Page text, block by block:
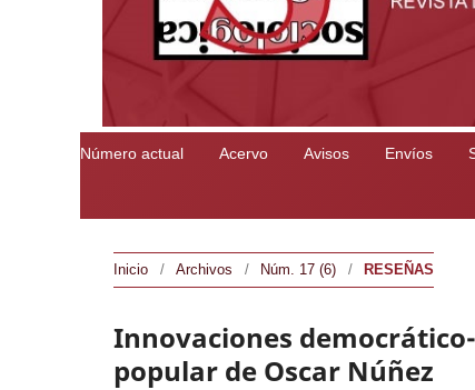
Número actual Acervo Avisos Envíos
Inicio / Archivos / Núm. 17 (6) / RESEÑAS
Innovaciones
popular de Oscar Núñez